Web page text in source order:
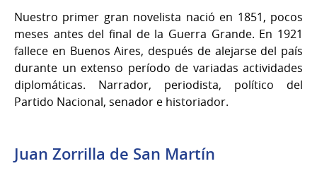
Nuestro primer gran novelista nació en 1851, pocos
meses antes del final de la Guerra Grande. En 1921
fallece en Buenos Aires, después de alejarse del país
durante un extenso período de variadas actividades
diplomáticas. Narrador, periodista, político del
Partido Nacional, senador e historiador.
Juan Zorrilla de San Martín